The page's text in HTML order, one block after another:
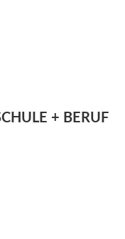
+ BERUF